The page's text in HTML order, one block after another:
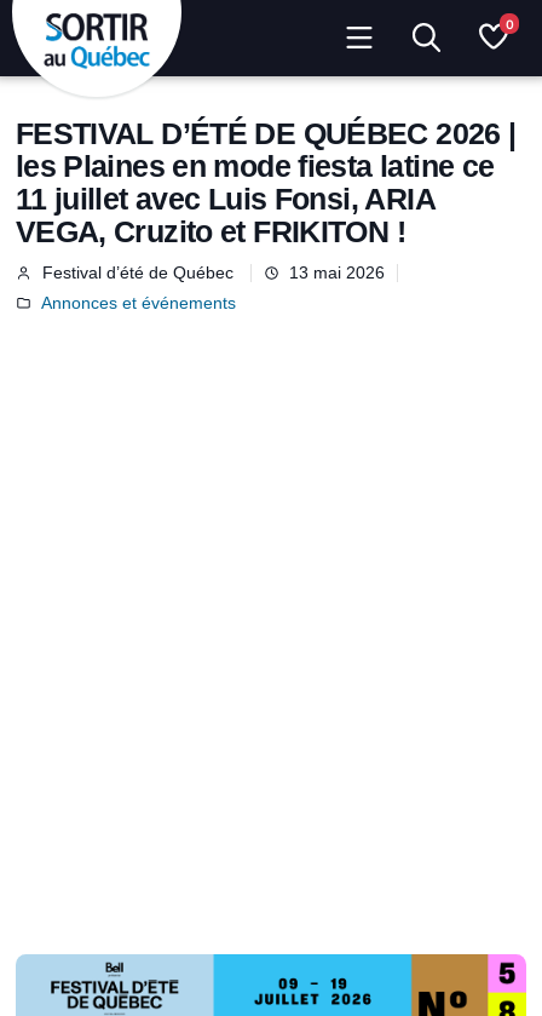
0
FESTIVAL D’ÉTÉ DE QUÉBEC 2026 |
les Plaines en mode fiesta latine ce
11 juillet avec Luis Fonsi, ARIA
VEGA, Cruzito et FRIKITON !
Festival d’été de Québec
13 mai 2026
Annonces et événements